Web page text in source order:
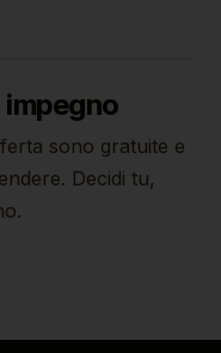
sono gratuite e
Decidi tu,